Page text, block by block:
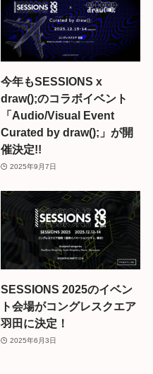
今年もSESSIONS x
draw();のコラボイベント
「Audio/Visual Event
Curated by draw();」が開
催決定!!
2025年9月7日
SESSIONS 2025のイベン
ト会場がコングレスクエア
羽田に決定！
2025年6月3日